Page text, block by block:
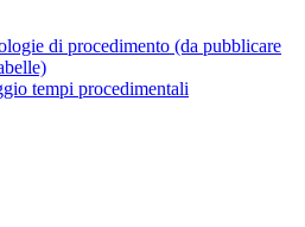
di procedimento (da pubblicare
tempi procedimentali